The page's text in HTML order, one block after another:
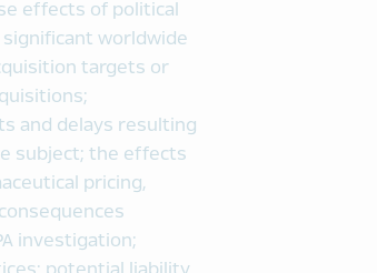
effects of political
worldwide
targets or
and delays resulting
subject; the effects
pricing,
investigation;